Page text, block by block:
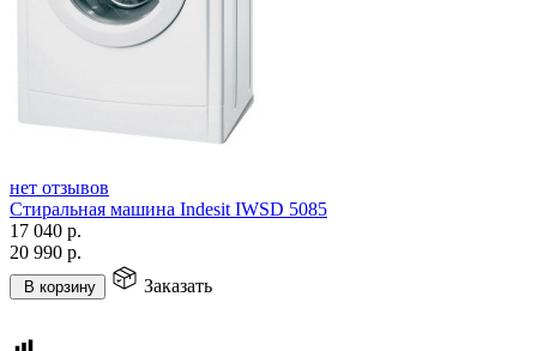
нет отзывов
Стиральная машина Indesit IWSD 5085
17 040 р.
20 990 р.
В корзину Заказать